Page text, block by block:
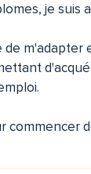
je suis
de m'adapter
commencer